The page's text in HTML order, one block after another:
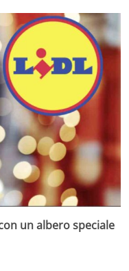
un albero speciale